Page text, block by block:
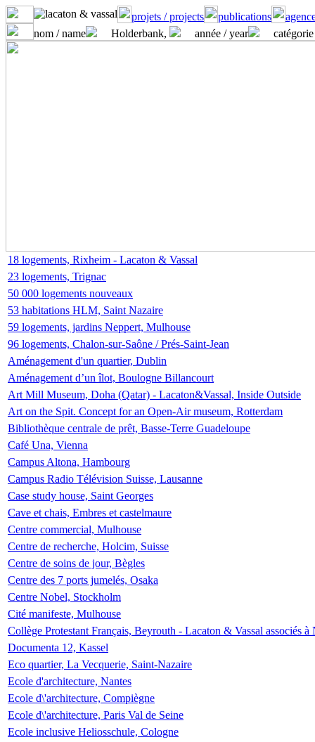
projets / projects publications
nom / name
Holderbank, année / year
18 logements, Rixheim - Lacaton & Vassal
23 logements, Trignac
50 000 logements nouveaux
53 habitations HLM, Saint Nazaire
59 logements, jardins Neppert, Mulhouse
96 logements, Chalon-sur-Saône / Prés-Saint-Jean
Aménagement d'un quartier, Dublin
Aménagement d’un îlot, Boulogne Billancourt
Art Mill Museum, Doha (Qatar) - Lacaton&Vassal, Inside Outside
Art on the Spit. Concept for an Open-Air museum, Rotterdam
Bibliothèque centrale de prêt, Basse-Terre Guadeloupe
Café Una, Vienna
Campus Altona, Hambourg
Campus Radio Télévision Suisse, Lausanne
Case study house, Saint Georges
Cave et chais, Embres et castelmaure
Centre commercial, Mulhouse
Centre de recherche, Holcim, Suisse
Centre de soins de jour, Bègles
Centre des 7 ports jumelés, Osaka
Centre Nobel, Stockholm
Cité manifeste, Mulhouse
Collège Protestant Français, Beyrouth - Lacaton & Vassal associés
Documenta 12, Kassel
Eco quartier, La Vecquerie, Saint-Nazaire
Ecole d'architecture, Nantes
Ecole d\'architecture, Compiègne
Ecole d\'architecture, Paris Val de Seine
Ecole inclusive Heliosschule, Cologne